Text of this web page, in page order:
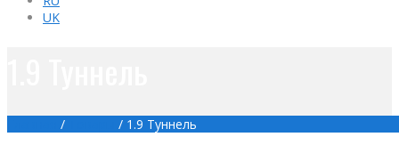
UK
/ / 1.9 Туннель